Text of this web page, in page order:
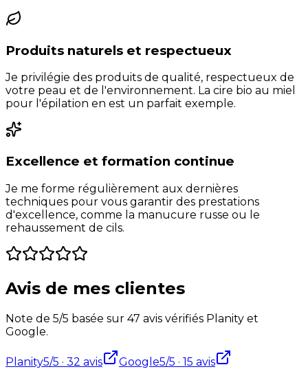
Produits naturels et respectueux
Je privilégie des produits de qualité, respectueux de
votre peau et de l'environnement. La cire bio au miel
pour l'épilation en est un parfait exemple.
Excellence et formation continue
Je me forme régulièrement aux dernières
techniques pour vous garantir des prestations
d'excellence, comme la manucure russe ou le
rehaussement de cils.
Avis de mes clientes
Note de 5/5 basée sur 47 avis vérifiés Planity et
Google.
Planity5/5 · 32 avis Google5/5 · 15 avis